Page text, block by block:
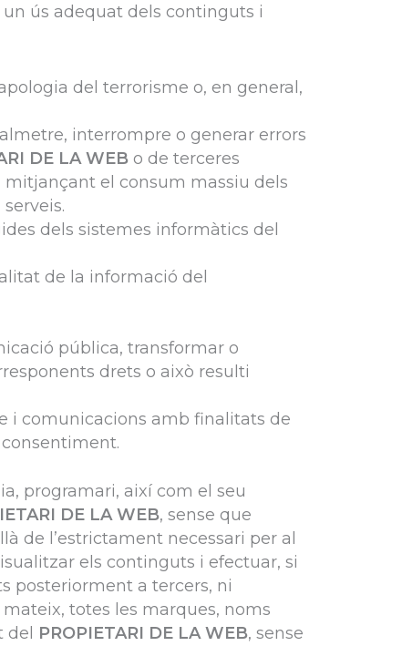
ús adequat dels continguts i
del terrorisme o, en general,
interrompre o generar errors
DE LA WEB o de terceres
mitjançant el consum massiu dels
dels sistemes informàtics del
de la informació del
pública, transformar o
drets o això resulti
i comunicacions amb finalitats de
programari, així com el seu
DE LA WEB, sense que
de l’estrictament necessari per al
els continguts i efectuar, si
posteriorment a tercers, ni
mateix, totes les marques, noms
del PROPIETARI DE LA WEB, sense